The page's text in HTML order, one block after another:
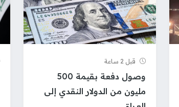
قبل 2 ساعة
وصول دفعة بقيمة 500
مليون من الدولار النقدي إلى